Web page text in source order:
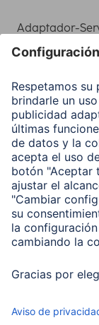
Adaptador-
Clientes online
Conviértete en
Compañía
Historia de la
Hama en todo
Sostenibilidad
Business-